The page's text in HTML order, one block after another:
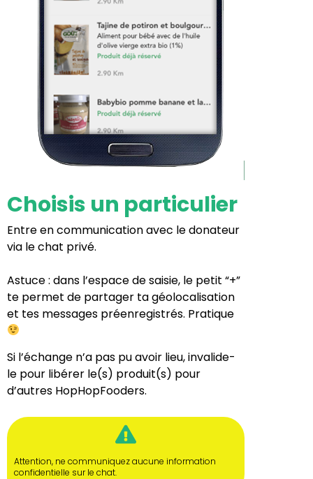
Choisis un particulier
Entre en communication avec le donateur
via le chat privé.
Astuce : dans l’espace de saisie, le petit “+”
te permet de partager ta géolocalisation
et tes messages préenregistrés. Pratique
Si l’échange n’a pas pu avoir lieu, invalide-
le pour libérer le(s) produit(s) pour
d’autres HopHopFooders.
Attention, ne communiquez aucune information
confidentielle sur le chat.